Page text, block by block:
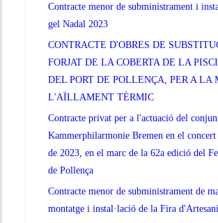
Contracte menor de subministrament i
gel Nadal 2023
CONTRACTE D'OBRES DE
FORJAT DE LA COBERTA DE LA
DEL PORT DE POLLENÇA, PER A LA
L'AÏLLAMENT TÈRMIC
Contracte privat per a l'actuació del
Kammerphilarmonie Bremen en el concert
de 2023, en el marc de la 62a edició del
de Pollença
Contracte menor de subministrament de
montatge i instal·lació de la Fira